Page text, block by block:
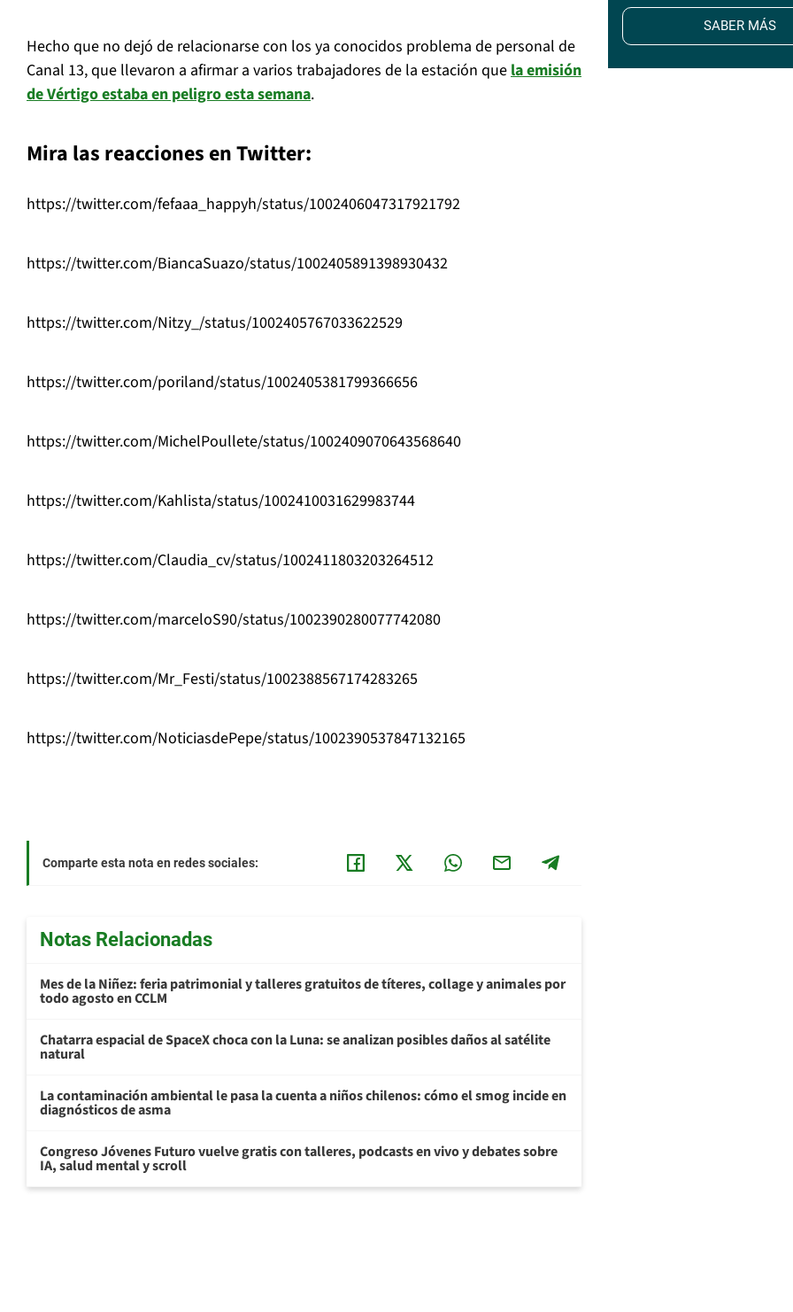
Hecho que no dejó de relacionarse con los ya conocidos problema de personal de
Canal 13, que llevaron a afirmar a varios trabajadores de la estación quela emisión
de Vértigo estaba en peligro esta semana.
Mira las reacciones en Twitter:
https://twitter.com/fefaaa_happyh/status/1002406047317921792
https://twitter.com/BiancaSuazo/status/1002405891398930432
https://twitter.com/Nitzy_/status/1002405767033622529
https://twitter.com/poriland/status/1002405381799366656
https://twitter.com/MichelPoullete/status/1002409070643568640
https://twitter.com/Kahlista/status/1002410031629983744
https://twitter.com/Claudia_cv/status/1002411803203264512
https://twitter.com/marceloS90/status/1002390280077742080
https://twitter.com/Mr_Festi/status/1002388567174283265
https://twitter.com/NoticiasdePepe/status/1002390537847132165
Comparte esta nota en redes sociales:
Notas Relacionadas
Mes de la Niñez: feria patrimonial y talleres gratuitos de títeres, collage y animales por
todo agosto en CCLM
Chatarra espacial de SpaceX choca con la Luna: se analizan posibles daños al satélite
natural
La contaminación ambiental le pasa la cuenta a niños chilenos: cómo el smog incide en
diagnósticos de asma
Congreso Jóvenes Futuro vuelve gratis con talleres, podcasts en vivo y debates sobre
IA, salud mental y scroll
SABER MÁS